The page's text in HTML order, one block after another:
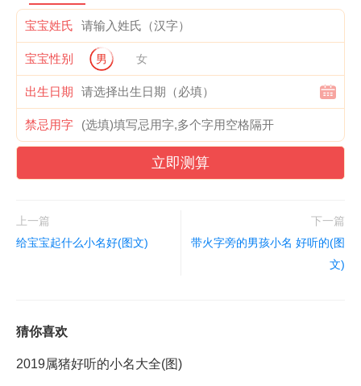
宝宝姓氏
宝宝性别 男 女
出生日期
禁忌用字
立即测算
上一篇
给宝宝起什么小名好(图文)
下一篇
带火字旁的男孩小名 好听的(图
文)
猜你喜欢
2019属猪好听的小名大全(图)